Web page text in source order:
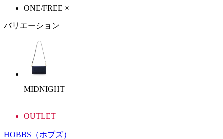
ONE/FREE ×
バリエーション
MIDNIGHT
OUTLET
HOBBS （ホブズ）